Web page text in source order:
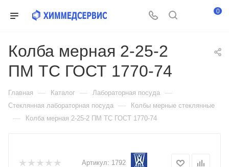
0
Колба мерная 2-25-2
ПМ ТС ГОСТ 1770-74
Главная — Каталог — Лабораторная посуда —
Стеклянная лабораторная посуда — Колбы мерные стеклянные
— Колба мерная 2-25-2 ПМ ТС ГОСТ 1770-74
Артикул: 1792